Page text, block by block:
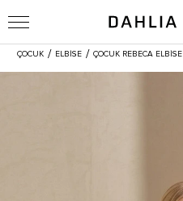
ÇOCUK / ELBİSE / ÇOCUK REBECA ELBISE